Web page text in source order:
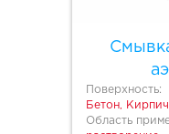
Поверхность:
Бетон,
Область